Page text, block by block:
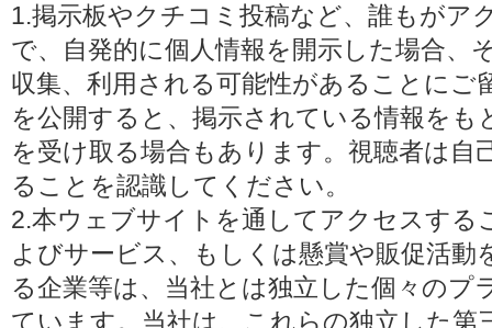
1.掲示板やクチコミ投稿など、誰もがア
で、自発的に個人情報を開示した場合、
収集、利用される可能性があることに
を公開すると、掲示されている情報を
を受け取る場合もあります。視聴者は自
ることを認識してください。
2.本ウェブサイトを通してアクセスする
よびサービス、もしくは懸賞や販促活動
る企業等は、当社とは独立した個々のプ
ています。当社は、これらの独立した第